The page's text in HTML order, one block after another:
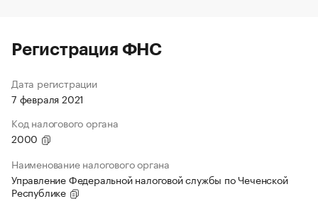
Регистрация ФНС
Дата регистрации
7 февраля 2021
Код налогового органа
2000
Наименование налогового органа
Управление Федеральной налоговой службы по Чеченской
Республике